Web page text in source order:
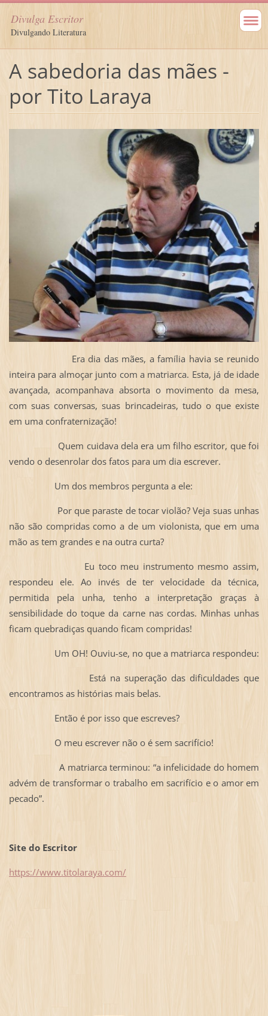
Divulga Escritor
Divulgando Literatura
A sabedoria das mães -
por Tito Laraya
Era dia das mães, a família havia se reunido
inteira para almoçar junto com a matriarca. Esta, já de idade
avançada, acompanhava absorta o movimento da mesa,
com suas conversas, suas brincadeiras, tudo o que existe
em uma confraternização!
Quem cuidava dela era um filho escritor, que foi
vendo o desenrolar dos fatos para um dia escrever.
Um dos membros pergunta a ele:
Por que paraste de tocar violão? Veja suas unhas
não são compridas como a de um violonista, que em uma
mão as tem grandes e na outra curta?
Eu toco meu instrumento mesmo assim,
respondeu ele. Ao invés de ter velocidade da técnica,
permitida pela unha, tenho a interpretação graças à
sensibilidade do toque da carne nas cordas. Minhas unhas
ficam quebradiças quando ficam compridas!
Um OH! Ouviu-se, no que a matriarca respondeu:
Está na superação das dificuldades que
encontramos as histórias mais belas.
Então é por isso que escreves?
O meu escrever não o é sem sacrifício!
A matriarca terminou: “a infelicidade do homem
advém de transformar o trabalho em sacrifício e o amor em
pecado”.
Site do Escritor
https://www.titolaraya.com/